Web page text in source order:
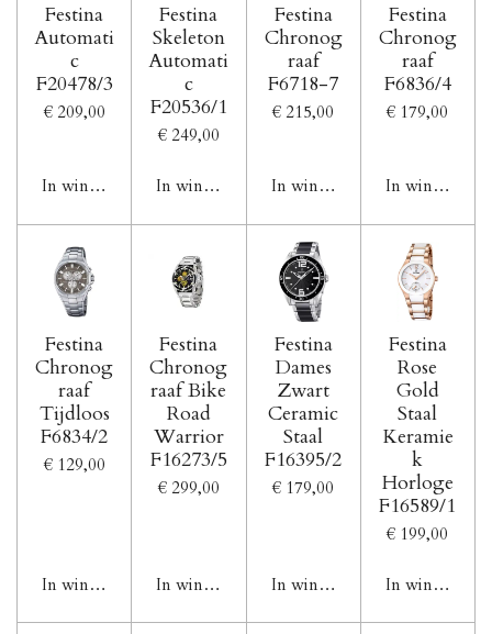
Festina
Automati
c
F20478/3
€ 209,00
In winkelwagen
Festina
Skeleton
Automati
c
F20536/1
€ 249,00
In winkelwagen
Festina
Chronog
raaf
F6718-7
€ 215,00
In winkelwagen
Festina
Chronog
raaf
F6836/4
€ 179,00
In
Festina
Chronog
raaf
Tijdloos
F6834/2
€ 129,00
In winkelwagen
Festina
Chronog
raaf Bike
Road
Warrior
F16273/5
€ 299,00
In winkelwagen
Festina
Dames
Zwart
Ceramic
Staal
F16395/2
€ 179,00
In winkelwagen
Festina
Rose
Gold
Staal
Keramie
k
Horloge
F16589/1
€ 199,00
In